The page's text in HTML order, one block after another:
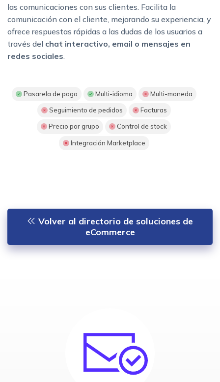
las comunicaciones con sus clientes. Facilita la
comunicación con el cliente, mejorando su experiencia, y
ofrece respuestas rápidas a las dudas de los usuarios a
través del chat interactivo, email o mensajes en
redes sociales
Pasarela de pago Multi-idioma Multi-moneda
Seguimiento de pedidos Facturas
Precio por grupo Control de stock
Integración Marketplace
Volver al directorio de soluciones de
eCommerce